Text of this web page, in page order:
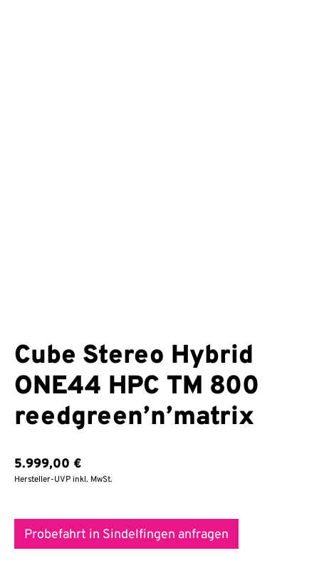
Cube Stereo Hybrid
ONE44 HPC TM 800
reedgreen’n’matrix
5.999,00 €
Hersteller-UVP inkl. MwSt.
Probefahrt in Sindelfingen anfragen